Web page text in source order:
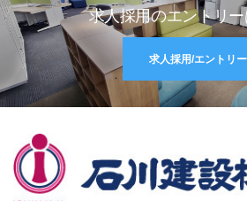
求人採用のエントリ
求人採用/エントリー